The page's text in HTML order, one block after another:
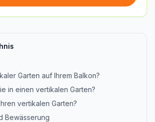
Garten auf Ihrem Balkon?
in einen vertikalen Garten?
vertikalen Garten?
Bewässerung